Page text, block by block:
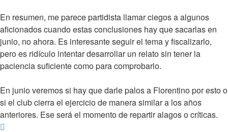
En resumen, me parece partidista llamar ciegos a algunos
aficionados cuando estas conclusiones hay que sacarlas en
junio, no ahora. Es interesante seguir el tema y fiscalizarlo,
pero es ridículo intentar desarrollar un relato sin tener la
paciencia suficiente como para comprobarlo.
En junio veremos si hay que darle palos a Florentino por esto o
si el club cierra el ejercicio de manera similar a los años
anteriores. Ese será el momento de repartir alagos o críticas.